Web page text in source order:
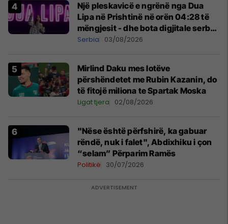
Një pleskavicë e ngrënë nga Dua
Lipa në Prishtinë në orën 04:28 të
mëngjesit - dhe bota digjitale serbe
shpall gjendjen e luftës
Serbia 03/08/2026
Mirlind Daku mes lotëve
përshëndetet me Rubin Kazanin, do
të fitojë miliona te Spartak Moska
Ligat tjera 02/08/2026
"Nëse është përfshirë, ka gabuar
rëndë, nuk i falet", Abdixhiku i çon
“selam” Përparim Ramës
Politikë 30/07/2026